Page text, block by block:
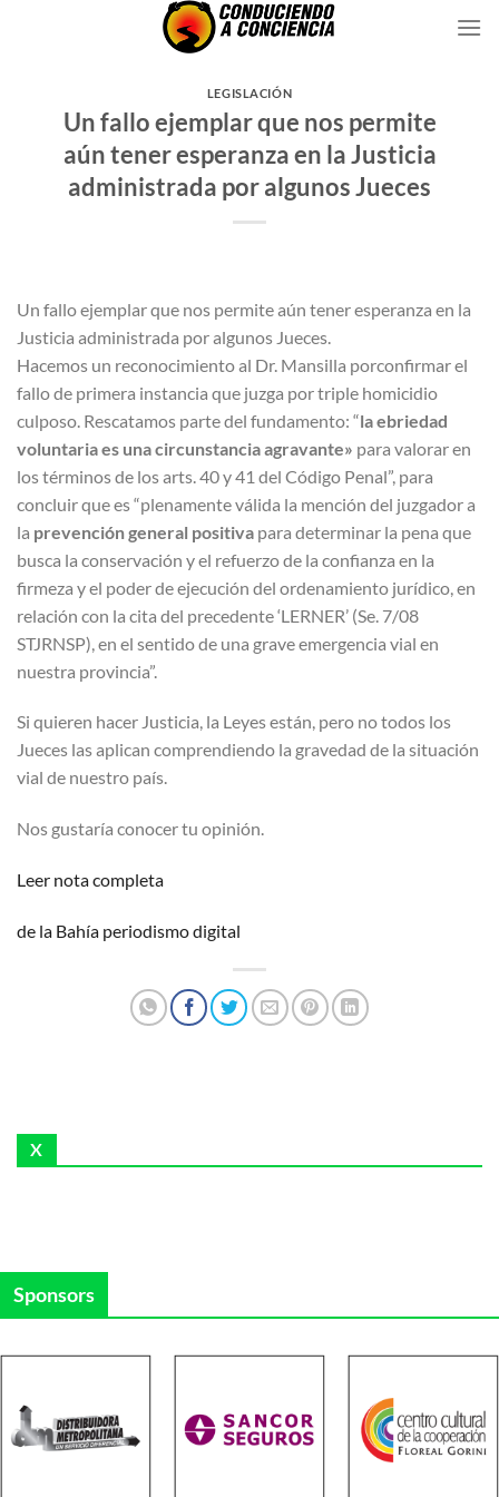
LEGISLACIÓN
Un fallo ejemplar que nos permite
aún tener esperanza en la Justicia
administrada por algunos Jueces
Un fallo ejemplar que nos permite aún tener esperanza en la
Justicia administrada por algunos Jueces.
Hacemos un reconocimiento al Dr. Mansilla porconfirmar el
fallo de primera instancia que juzga por triple homicidio
culposo. Rescatamos parte del fundamento: “la ebriedad
voluntaria es una circunstancia agravante» para valorar en
los términos de los arts. 40 y 41 del Código Penal”, para
concluir que es “plenamente válida la mención del juzgador a
la prevención general positiva para determinar la pena que
busca la conservación y el refuerzo de la confianza en la
firmeza y el poder de ejecución del ordenamiento jurídico, en
relación con la cita del precedente ‘LERNER’ (Se. 7/08
STJRNSP), en el sentido de una grave emergencia vial en
nuestra provincia”.
Si quieren hacer Justicia, la Leyes están, pero no todos los
Jueces las aplican comprendiendo la gravedad de la situación
vial de nuestro país.
Nos gustaría conocer tu opinión.
Leer nota completa
de la Bahía periodismo digital
X
Sponsors